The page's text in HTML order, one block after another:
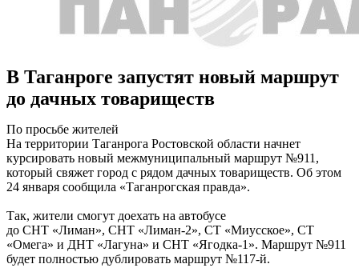
В Таганроге запустят новый маршрут
до дачных товариществ
По просьбе жителей
На территории Таганрога Ростовской области начнет
курсировать новый межмуниципальный маршрут №911,
который свяжет город с рядом дачных товариществ. Об этом
24 января сообщила «Таганрогская правда».
Так, жители смогут доехать на автобусе
до СНТ «Лиман», СНТ «Лиман-2», СТ «Миусское», СТ
«Омега» и ДНТ «Лагуна» и СНТ «Ягодка-1». Маршрут №911
будет полностью дублировать маршрут №117-й.